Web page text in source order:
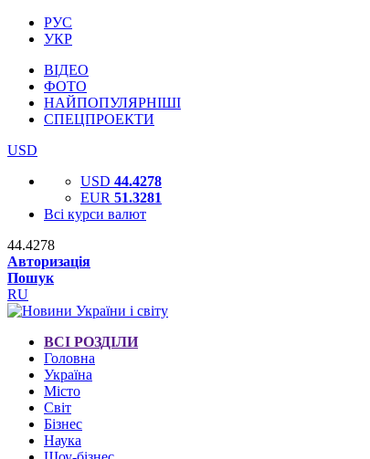
РУС
УКР
ВІДЕО
ФОТО
НАЙПОПУЛЯРНІШІ
СПЕЦПРОЕКТИ
USD
USD 44.4278
EUR 51.3281
Всі курси валют
44.4278
Авторизація
Пошук
RU
ВСІ РОЗДІЛИ
Головна
Україна
Місто
Світ
Бізнес
Наука